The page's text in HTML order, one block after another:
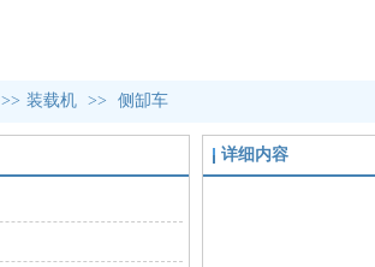
>> 装载机 >> 侧缷车
详细内容